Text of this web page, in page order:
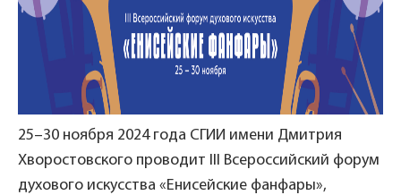
25–30 ноября 2024 года СГИИ имени Дмитрия
Хворостовского проводит III Всероссийский форум
духового искусства «Енисейские фанфары»,